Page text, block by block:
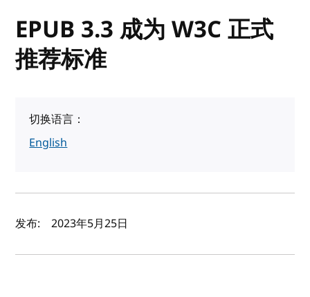
EPUB 3.3 成为 W3C 正式
推荐标准
切换语言：
English
作者及发布日期
发布: 2023年5月25日